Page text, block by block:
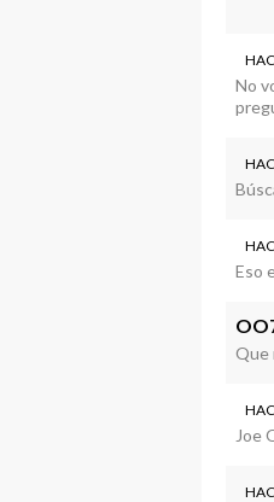
Si
No
Eso
Que
Joe